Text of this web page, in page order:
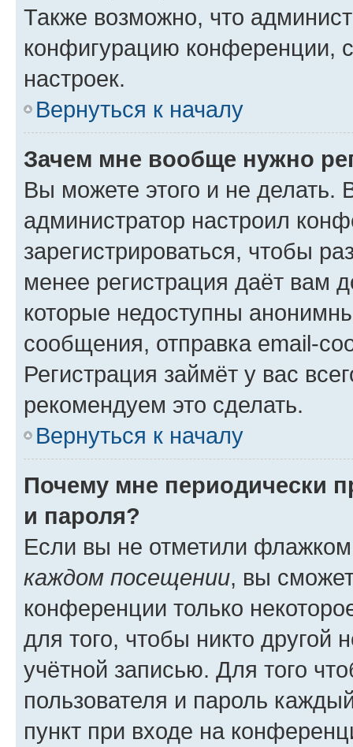
Также возможно, что
конфигурацию конференции,
настроек.
Вернуться к началу
Зачем мне вообще нужно
Вы можете этого и не делать.
администратор настроил
зарегистрироваться, чтобы
менее регистрация даёт вам
которые недоступны
сообщения, отправка email-
Регистрация займёт у вас
рекомендуем это сделать.
Вернуться к началу
Почему мне периодически
и пароля?
Если вы не отметили
каждом посещении, вы
конференции только
для того, чтобы никто другой
учётной записью. Для того
пользователя и пароль
пункт при входе на